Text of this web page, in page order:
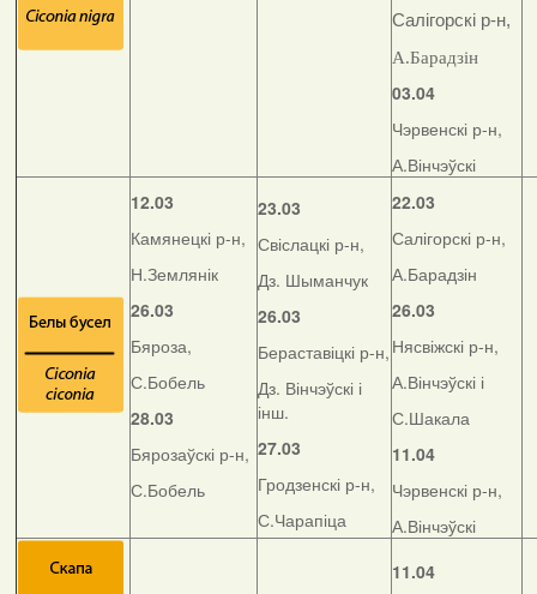
Салігорскі р-н,
А.Барадзін
03.04
Чэрвенскі р-н,
А.Вінчэўскі
12.03
Камянецкі р-н,
Н.Землянік
26.03
Бяроза,
С.Бобель
28.03
Бярозаўскі р-н,
С.Бобель
23.03
Свіслацкі р-н,
Дз. Шыманчук
26.03
Бераставіцкі р-н,
Дз. Вінчэўскі і
інш.
27.03
Гродзенскі р-н,
С.Чарапіца
22.03
Салігорскі р-н,
А.Барадзін
26.03
Нясвіжскі р-н,
А.Вінчэўскі і
С.Шакала
11.04
Чэрвенскі р-н,
А.Вінчэўскі
11.04